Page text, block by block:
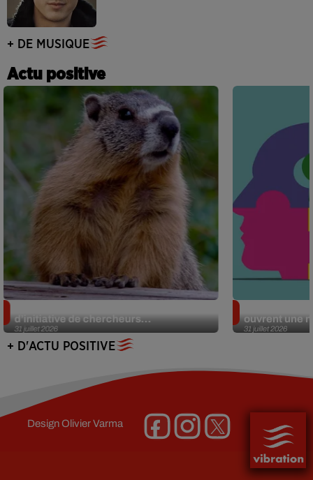
+ DE MUSIQUE
Actu positive
31 juillet 2026
d’initiative de chercheurs...
31 juillet 2026
ouvrent une
+ D'ACTU POSITIVE
DesignOlivier Varma